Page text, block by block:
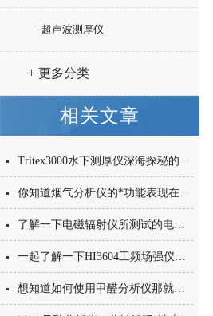
- 超声波测厚仪
+ 更多分类
相关文章
Tritex3000水下测厚仪深海探秘的“超声守护者”
你知道烟气分析仪的*功能表现在哪些方面么
了解一下电磁辐射仪所测试的电磁辐射的概念
一起了解一下HI3604工频场强仪的特点有哪些吧
想知道如何使用甲醛分析仪那就不要错过本篇